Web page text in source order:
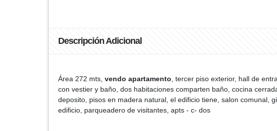
Descripción Adicional
Área 272 mts, vendo apartamento , tercer piso exterior, hall de
con vestier y baño, dos habitaciones comparten baño, cocina
deposito, pisos en madera natural, el edificio tiene, salon comunal,
edificio, parqueadero de visitantes, apts - c- dos